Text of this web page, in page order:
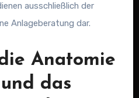
ausschließlich der
Anlageberatung dar.
Anatomie
das